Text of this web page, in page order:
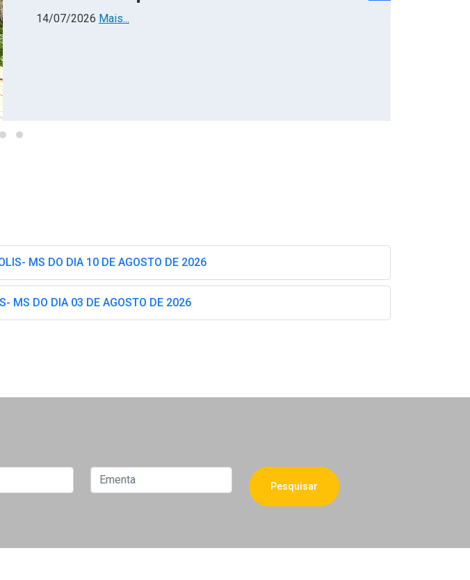
06/07/2026 Mais...
MS DO DIA 10 DE AGOSTO DE 2026
MS DO DIA 03 DE AGOSTO DE 2026
Pesquisar